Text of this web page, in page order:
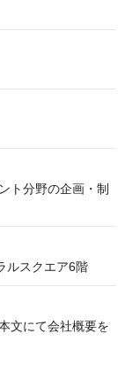
ト分野の企画・制
ルスクエア6階
文にて会社概要を